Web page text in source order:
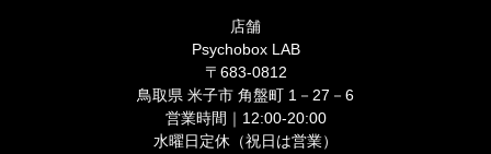
店舗
Psychobox LAB
〒683-0812
鳥取県 米子市 角盤町 1－27－6
営業時間｜12:00-20:00
水曜日定休（祝日は営業）